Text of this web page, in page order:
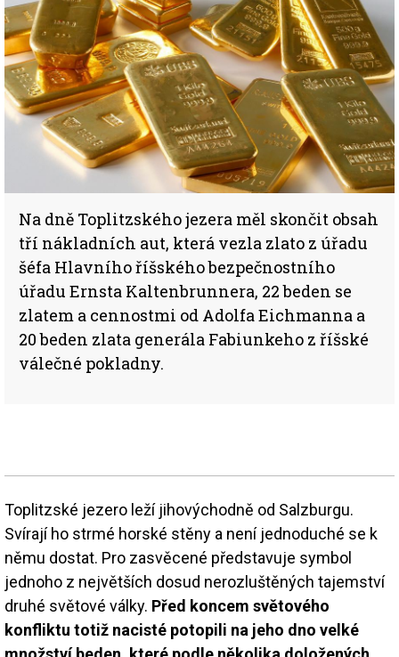
Na dně Toplitzského jezera měl skončit obsah
tří nákladních aut, která vezla zlato z úřadu
šéfa Hlavního říšského bezpečnostního
úřadu Ernsta Kaltenbrunnera, 22 beden se
zlatem a cennostmi od Adolfa Eichmanna a
20 beden zlata generála Fabiunkeho z říšské
válečné pokladny.
Toplitzské jezero leží jihovýchodně od Salzburgu.
Svírají ho strmé horské stěny a není jednoduché se k
němu dostat. Pro zasvěcené představuje symbol
jednoho z největších dosud nerozluštěných tajemství
druhé světové války. Před koncem světového
konfliktu totiž nacisté potopili na jeho dno velké